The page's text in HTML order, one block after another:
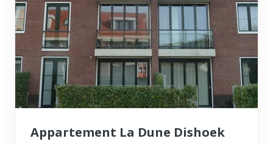
Appartement La Dune Dishoek